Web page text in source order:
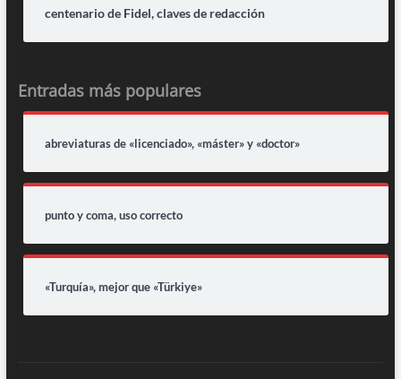
centenario de Fidel, claves de redacción
Entradas más populares
abreviaturas de «licenciado», «máster» y «doctor»
punto y coma, uso correcto
«Turquía», mejor que «Türkiye»